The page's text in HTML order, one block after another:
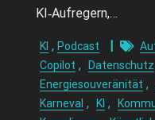
KI‑Aufregern,…
KI , Podcast
Copilot , Datenschutz
Energiesouveränität ,
Karneval , KI ,